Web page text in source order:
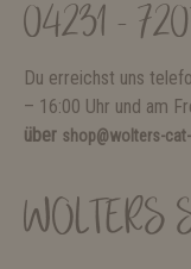
04231 -
Du erreichst uns
– 16:00 Uhr und am
über shop@wolters-
WOLTERS